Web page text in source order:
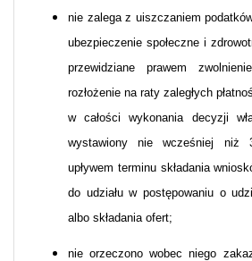
nie zalega z uiszczaniem
ubezpieczenie społeczne i
przewidziane prawem
rozłożenie na raty zaległych
w całości wykonania decyzji
wystawiony nie wcześniej niż
upływem terminu składania
do udziału w postępowaniu o
albo składania ofert;
nie orzeczono wobec niego